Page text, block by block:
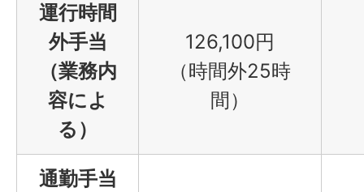
運行時間
外手当
（業務内
容によ
る）
126,100円
（時間外25時
間）
通勤手当